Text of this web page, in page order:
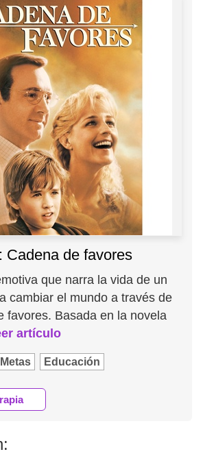
Cadena de favores
que narra la vida de un
cambiar el mundo a través de
favores. Basada en la novela
artículo
Metas Educación